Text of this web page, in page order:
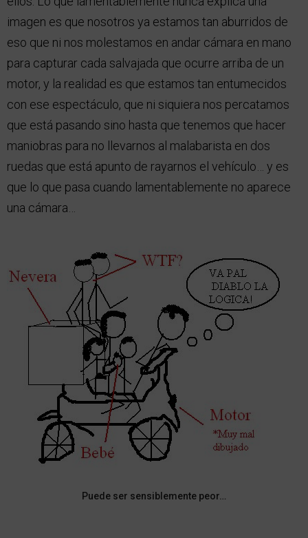
imagen es que nosotros ya estamos tan aburridos de
eso que ni nos molestamos en andar cámara en mano
para capturar cada salvajada que ocurre arriba de un
motor, y la realidad es que estamos tan entumecidos
con ese espectáculo, que ni siquiera nos percatamos
que está pasando sino hasta que tenemos que hacer
maniobras para no llevarnos al malabarista en dos
ruedas que está apunto de rayarnos el vehículo… y es
que lo que pasa cuando lamentablemente no aparece
una cámara…
Puede ser sensiblemente peor…